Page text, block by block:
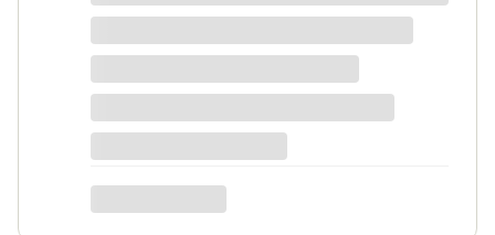
dokładnie takie jak na zdjęciach.
Zamówienie przyszło szybko i było
Anna K.